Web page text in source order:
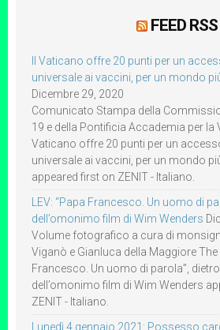
FEED RSS
Il Vaticano offre 20 punti per un
universale ai vaccini, per un mondo
Dicembre 29, 2020
Comunicato Stampa della
19 e della Pontificia Accademia per la
Vaticano offre 20 punti per un
universale ai vaccini, per un mondo
appeared first on ZENIT - Italiano.
LEV: “Papa Francesco. Un uomo di
dell’omonimo film di Wim Wenders
Volume fotografico a cura di
Viganò e Gianluca della Maggiore The
Francesco. Un uomo di parola”,
dell’omonimo film di Wim Wenders
ZENIT - Italiano.
Lunedì 4 gennaio 2021: Possesso